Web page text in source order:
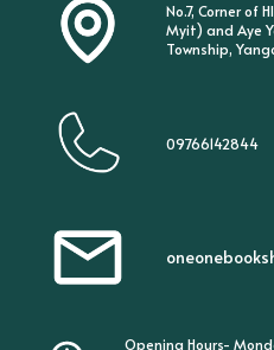
No.7, Corner of
Myit) and Aye
Township,
09766142844
Opening Hours-